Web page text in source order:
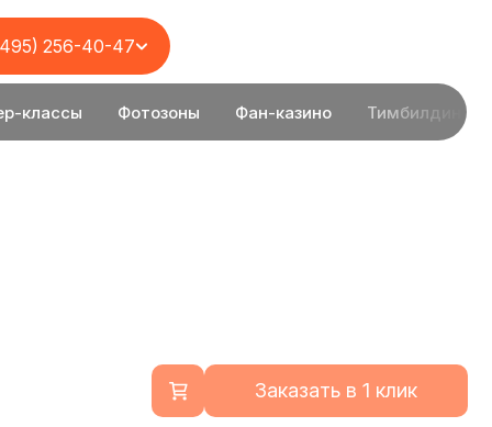
классы Фотозоны Фан-казино Тимбилдинг
256-40-47
Заказать в 1 клик